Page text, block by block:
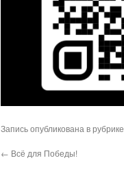
Запись опубликована в рубрике
← Всё для Победы!